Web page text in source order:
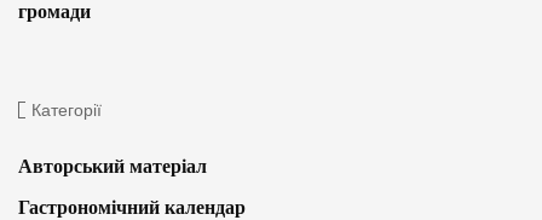
громади
Категорії
Авторський матеріал
Гастрономічний календар